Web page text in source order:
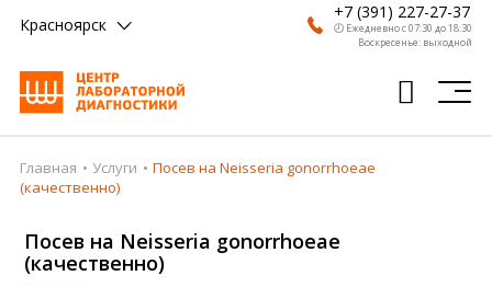
Красноярск
+7 (391) 227-27-37
🕗 Ежедневно с 07:30 до 18:30
Воскресенье: выходной
Главная
Врачи
Главная Услуги
Посев на Neisseria gonorrhoeae
(качественно)
Посев на Neisseria gonorrhoeae
(качественно)